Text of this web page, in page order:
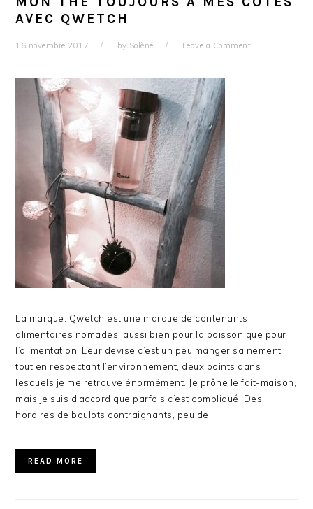
AVEC QWETCH
16 novembre 2017 by Solène Leave a Comment
La marque: Qwetch est une marque de contenants
alimentaires nomades, aussi bien pour la boisson que pour
l’alimentation. Leur devise c’est un peu manger sainement
tout en respectant l’environnement, deux points dans
lesquels je me retrouve énormément. Je prône le fait-maison,
mais je suis d’accord que parfois c’est compliqué. Des
horaires de boulots contraignants, peu de…
READ MORE